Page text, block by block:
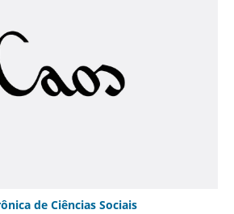
de Ciências Sociais